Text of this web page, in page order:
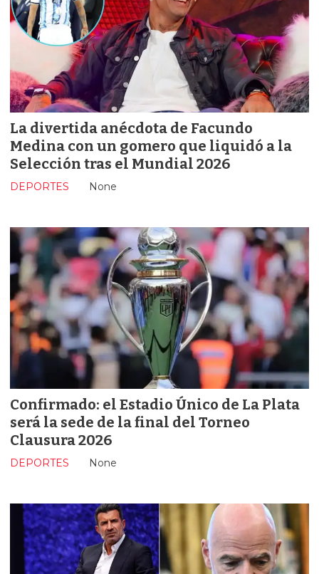
La divertida anécdota de Facundo
Medina con un gomero que liquidó a la
Selección tras el Mundial 2026
None
DEPORTES
Confirmado: el Estadio Único de La Plata
será la sede de la final del Torneo
Clausura 2026
None
DEPORTES